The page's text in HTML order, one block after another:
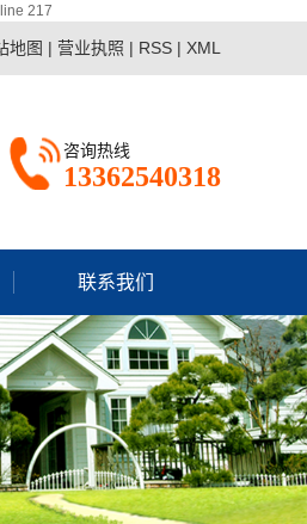
217
地图 | 营业执照 | RSS | XML
咨询热线
13362540318
联系我们